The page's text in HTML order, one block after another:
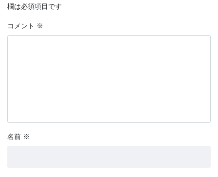
欄は必須項目です
コメント ※
名前 ※